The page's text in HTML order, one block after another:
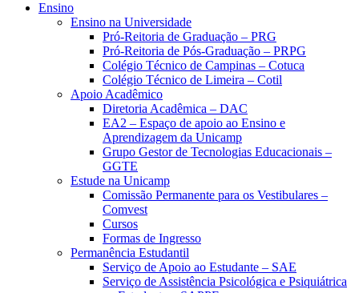
Ensino
Ensino na Universidade
Pró-Reitoria de Graduação – PRG
Pró-Reitoria de Pós-Graduação – PRPG
Colégio Técnico de Campinas – Cotuca
Colégio Técnico de Limeira – Cotil
Apoio Acadêmico
Diretoria Acadêmica – DAC
EA2 – Espaço de apoio ao Ensino e
Aprendizagem da Unicamp
Grupo Gestor de Tecnologias Educacionais –
GGTE
Estude na Unicamp
Comissão Permanente para os Vestibulares –
Comvest
Cursos
Formas de Ingresso
Permanência Estudantil
Serviço de Apoio ao Estudante – SAE
Serviço de Assistência Psicológica e Psiquiátrica